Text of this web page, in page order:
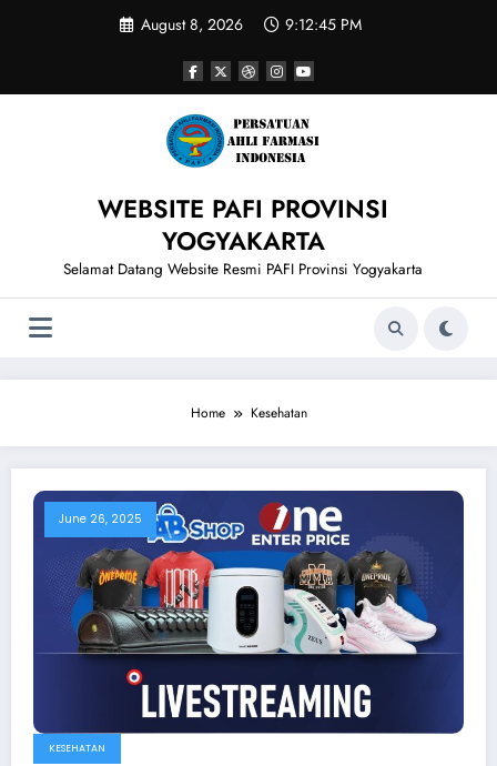
August 8, 2026 9:12:45 PM
WEBSITE PAFI PROVINSI
YOGYAKARTA
Selamat Datang Website Resmi PAFI Provinsi Yogyakarta
Home Kesehatan
June 26, 2025
KESEHATAN